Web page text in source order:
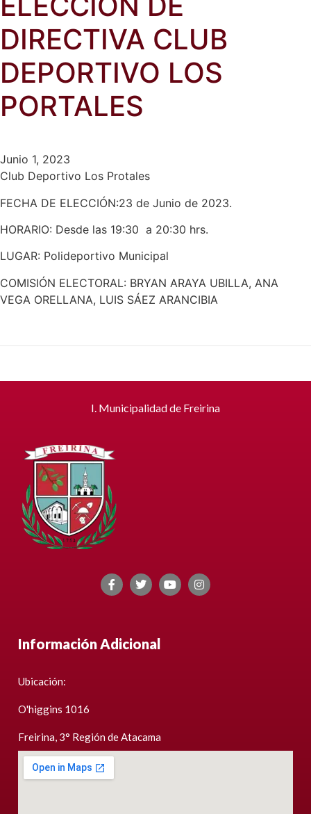
DIRECTIVA CLUB
DEPORTIVO LOS
PORTALES
Junio 1, 2023
Club Deportivo Los Protales
FECHA DE ELECCIÓN:23 de Junio de 2023.
HORARIO: Desde las 19:30 a 20:30 hrs.
LUGAR: Polideportivo Municipal
COMISIÓN ELECTORAL: BRYAN ARAYA UBILLA, ANA
VEGA ORELLANA, LUIS SÁEZ ARANCIBIA
I. Municipalidad de Freirina
Información Adicional
Ubicación:
O'higgins 1016
Freirina, 3° Región de Atacama